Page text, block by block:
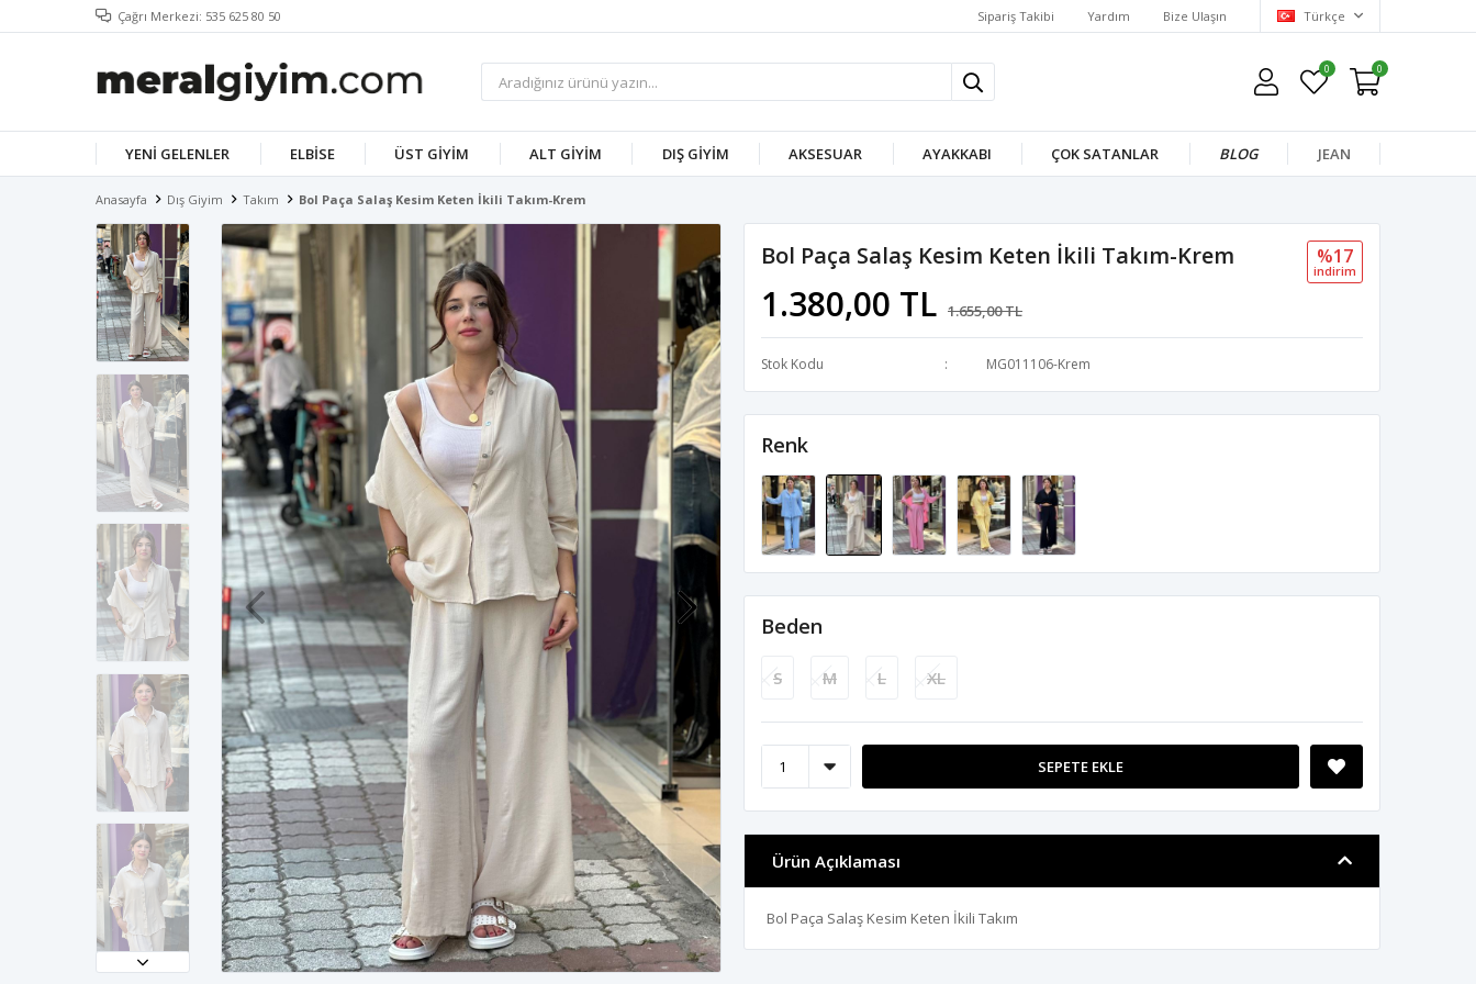
Çağrı Merkezi: 535 625 80 50 Sipariş Takibi Yardım Bize Ulaşın Türkçe
0 0
YENI GELENLER ELBISE ÜST GIYIM ALT GIYIM DIŞ GIYIM AKSESUAR AYAKKABI ÇOK SATANLAR BLOG JEAN
Anasayfa Dış Giyim Takım Bol Paça Salaş Kesim Keten İkili Takım-Krem
Bol Paça Salaş Kesim Keten İkili Takım-Krem
1.380,00 TL 1.655,00 TL
%17
i̇ndi̇ri̇m
Stok Kodu MG011106-Krem
Renk
Beden
S M L XL
SEPETE EKLE
Ürün Açıklaması
Bol Paça Salaş Kesim Keten İkili Takım